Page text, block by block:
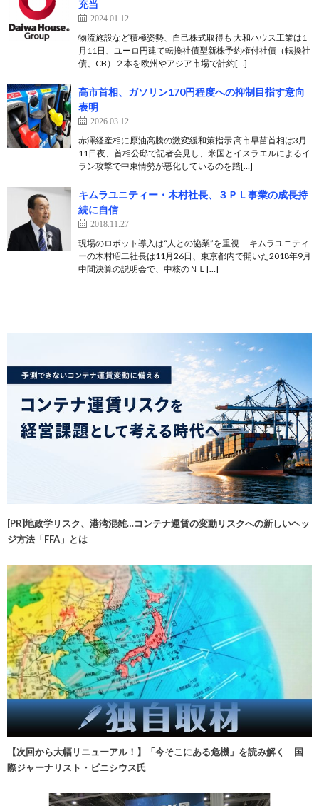
充当
2024.01.12
物流施設など積極姿勢、自己株式取得も 大和ハウス工業は1
月11日、ユーロ円建て転換社債型新株予約権付社債（転換社
債、CB）２本を欧州やアジア市場で計約[…]
高市首相、ガソリン170円程度への抑制目指す意向
表明
2026.03.12
赤澤経産相に原油高騰の激変緩和策指示 高市早苗首相は3月
11日夜、首相公邸で記者会見し、米国とイスラエルによるイ
ラン攻撃で中東情勢が悪化しているのを踏[…]
キムラユニティー・木村社長、３ＰＬ事業の成長持
続に自信
2018.11.27
現場のロボット導入は“人との協業”を重視 キムラユニティ
ーの木村昭二社長は11月26日、東京都内で開いた2018年9月
中間決算の説明会で、中核のＮＬ[…]
[PR]地政学リスク、港湾混雑…コンテナ運賃の変動リスクへの新しいヘッ
ジ方法「FFA」とは
【次回から大幅リニューアル！】「今そこにある危機」を読み解く 国
際ジャーナリスト・ビニシウス氏